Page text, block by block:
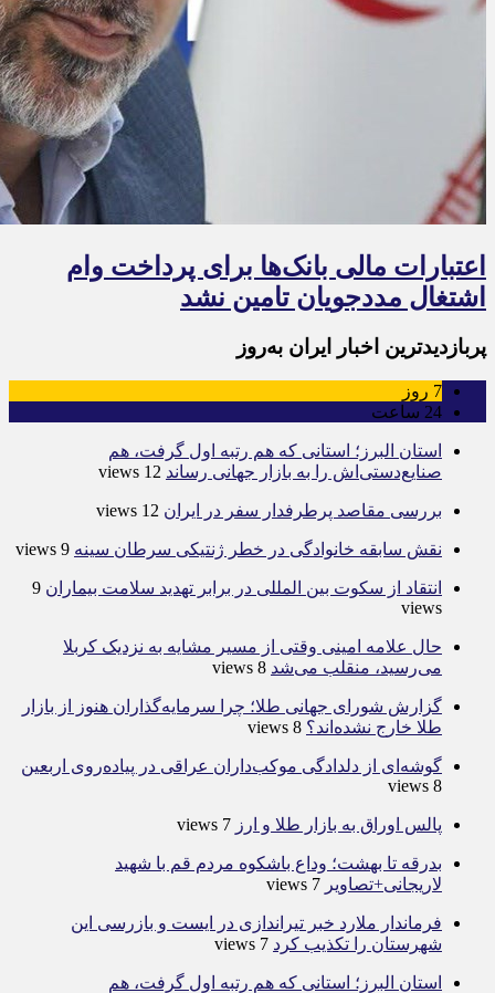
اعتبارات مالی بانک‌ها برای پرداخت وام
اشتغال مددجویان تامین نشد
پربازدیدترین اخبار ایران به‌روز
7 روز
24 ساعت
استان البرز؛ استانی که هم رتبه اول گرفت، هم
صنایع‌دستی‌اش را به بازار جهانی رساند 12 views
بررسی مقاصد پرطرفدار سفر در ایران 12 views
نقش سابقه خانوادگی در خطر ژنتیکی سرطان سینه 9 views
انتقاد از سکوت بین المللی در برابر تهدید سلامت بیماران 9
views
حال علامه امینی وقتی از مسیر مشایه به نزدیک کربلا
می‌رسید، منقلب می‌شد 8 views
گزارش شورای جهانی طلا؛ چرا سرمایه‌گذاران هنوز از بازار
طلا خارج نشده‌اند؟ 8 views
گوشه‌ای از دلدادگی موکب‌داران عراقی در پیاده‌روی اربعین
8 views
پالس اوراق به بازار طلا و ارز 7 views
بدرقه تا بهشت؛ وداع باشکوه مردم قم با شهید
لاریجانی+تصاویر 7 views
فرماندار ملارد خبر تیراندازی در ایست و بازرسی این
شهرستان را تکذیب کرد 7 views
استان البرز؛ استانی که هم رتبه اول گرفت، هم